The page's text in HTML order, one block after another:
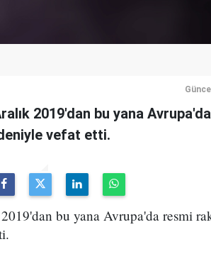
2019'dan bu yana
vefat etti.
2019'dan bu yana Avrupa'da resmi